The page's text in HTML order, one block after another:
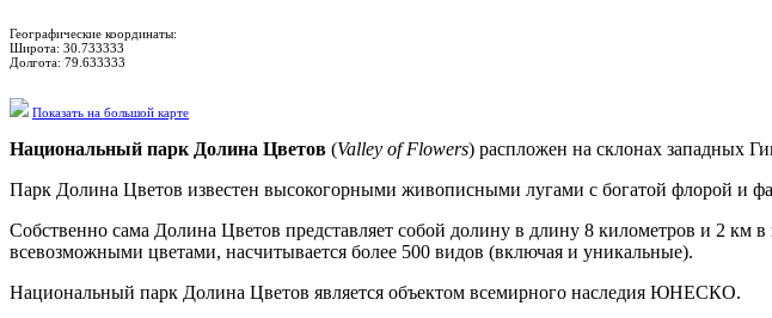
Географические координаты:
Широта: 30.733333
Долгота: 79.633333
Показать на большой карте
Национальный парк Долина Цветов (Valley of Flowers) распложен на склонах западных
Парк Долина Цветов известен высокогорными живописными лугами с богатой флорой и
Собственно сама Долина Цветов представляет собой долину в длину 8 километров и 2 км
всевозможными цветами, насчитывается более 500 видов (включая и уникальные).
Национальный парк Долина Цветов является объектом всемирного наследия ЮНЕСКО.